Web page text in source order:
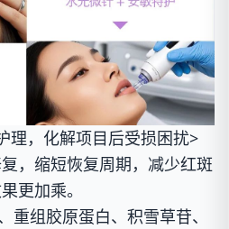
理，化解项目后受损困扰>
，缩短恢复周期，减少红斑
更加乘。
重组胶原蛋白、积雪草苷、